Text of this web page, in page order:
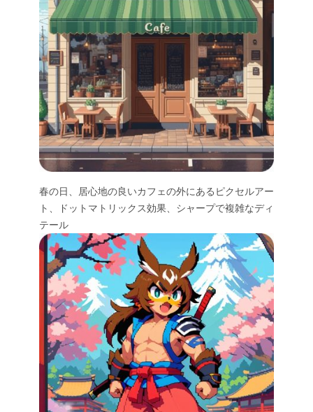
春の日、居心地の良いカフェの外にあるピクセルアー
ト、ドットマトリックス効果、シャープで複雑なディ
テール